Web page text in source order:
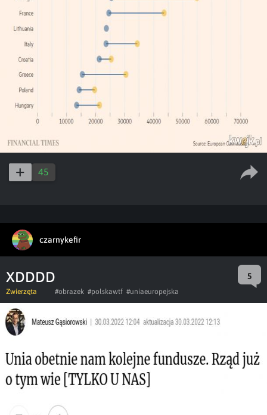
45
czarnykefir
XDDDD 5
Zwierzęta #obrazek #polskawtf #uniaeuropejska